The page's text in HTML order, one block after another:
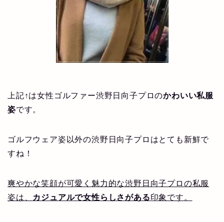
上記↑は女性ゴルファー渋野日向子プロのかわいい私服
姿です。
ゴルフウェア姿以外の渋野日向子プロはとても新鮮で
すね！
爽やかな笑顔が可愛く魅力的な渋野日向子プロの私服
姿は、 カジュアルで女性らしさがある印象です。